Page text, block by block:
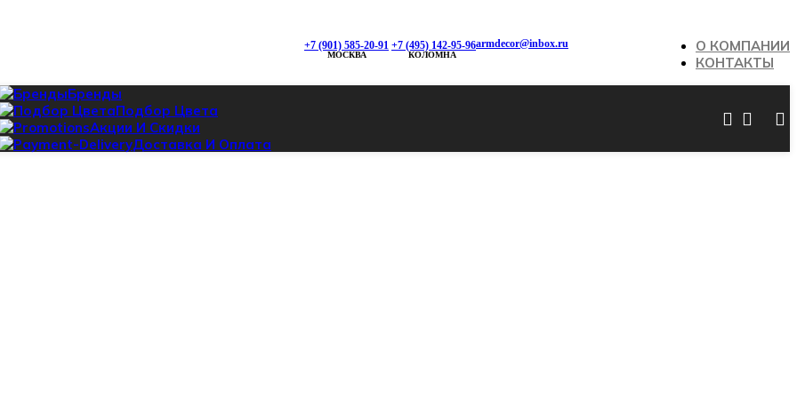
9:00
+7 (901) 585-20-91
МОСКВА
+7 (495) 142-95-96
КОЛОМНА
armdecor@inbox.ru
О КОМПАНИИ
КОНТАКТЫ
Бренды
Подбор Цвета
Акции И Скидки
Доставка И Оплата